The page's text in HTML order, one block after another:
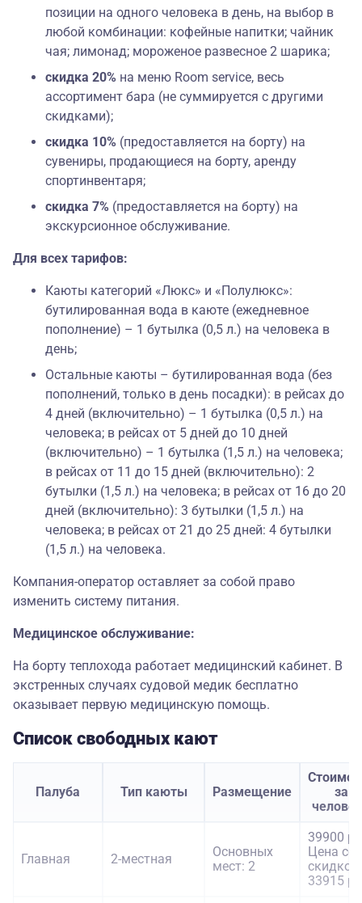
позиции на одного человека в день, на выбор в
любой комбинации: кофейные напитки; чайник
чая; лимонад; мороженое развесное 2 шарика;
скидка 20% на меню Room service, весь
ассортимент бара (не суммируется с другими
скидками);
скидка 10% (предоставляется на борту) на
сувениры, продающиеся на борту, аренду
спортинвентаря;
скидка 7% (предоставляется на борту) на
экскурсионное обслуживание.
Для всех тарифов:
Каюты категорий «Люкс» и «Полулюкс»:
бутилированная вода в каюте (ежедневное
пополнение) – 1 бутылка (0,5 л.) на человека в
день;
Остальные каюты – бутилированная вода (без
пополнений, только в день посадки): в рейсах до
4 дней (включительно) – 1 бутылка (0,5 л.) на
человека; в рейсах от 5 дней до 10 дней
(включительно) – 1 бутылка (1,5 л.) на человека;
в рейсах от 11 до 15 дней (включительно): 2
бутылки (1,5 л.) на человека; в рейсах от 16 до 20
дней (включительно): 3 бутылки (1,5 л.) на
человека; в рейсах от 21 до 25 дней: 4 бутылки
(1,5 л.) на человека.
Компания-оператор оставляет за собой право
изменить систему питания.
Медицинское обслуживание:
На борту теплохода работает медицинский кабинет. В
экстренных случаях судовой медик бесплатно
оказывает первую медицинскую помощь.
Список свободных кают
Палуба Тип каюты Размещение
за
Главная 2-местная
Основных
мест: 2
39900
Цена со
скидкой:
33915